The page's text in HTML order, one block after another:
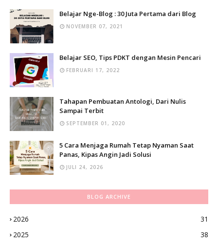
Belajar Nge-Blog : 30 Juta Pertama dari Blog
NOVEMBER 07, 2021
Belajar SEO, Tips PDKT dengan Mesin Pencari
FEBRUARI 17, 2022
Tahapan Pembuatan Antologi, Dari Nulis
Sampai Terbit
SEPTEMBER 01, 2020
5 Cara Menjaga Rumah Tetap Nyaman Saat
Panas, Kipas Angin Jadi Solusi
JULI 24, 2026
BLOG ARCHIVE
2026
31
2025
38